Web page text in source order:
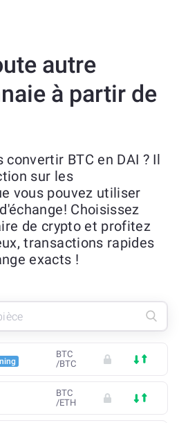
autre
à partir de
BTC en DAI ? Il
sur les
vous pouvez utiliser
Choisissez
de crypto et profitez
transactions rapides
exacts !
BTC
/BTC
BTC
/ETH